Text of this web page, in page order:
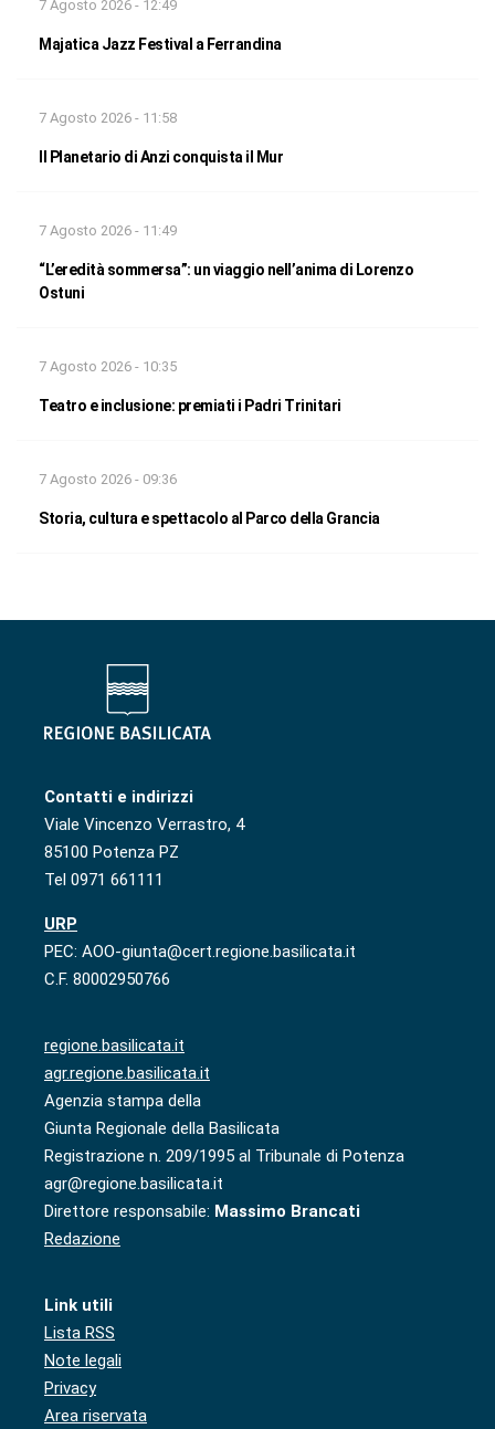
7 Agosto 2026 - 12:49
Majatica Jazz Festival a Ferrandina
7 Agosto 2026 - 11:58
Il Planetario di Anzi conquista il Mur
7 Agosto 2026 - 11:49
“L’eredità sommersa”: un viaggio nell’anima di Lorenzo
Ostuni
7 Agosto 2026 - 10:35
Teatro e inclusione: premiati i Padri Trinitari
7 Agosto 2026 - 09:36
Storia, cultura e spettacolo al Parco della Grancia
Contatti e indirizzi
Viale Vincenzo Verrastro, 4
85100 Potenza PZ
Tel 0971 661111
URP
PEC: AOO-giunta@cert.regione.basilicata.it
C.F. 80002950766
regione.basilicata.it
agr.regione.basilicata.it
Agenzia stampa della
Giunta Regionale della Basilicata
Registrazione n. 209/1995 al Tribunale di Potenza
agr@regione.basilicata.it
Direttore responsabile: Massimo Brancati
Redazione
Link utili
Lista RSS
Note legali
Privacy
Area riservata